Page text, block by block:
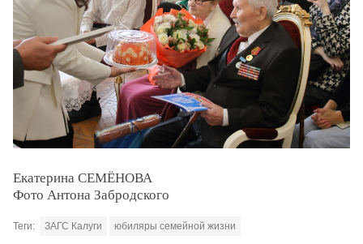
Екатерина СЕМЁНОВА
Фото Антона Забродского
Теги: ЗАГС Калуги юбиляры семейной жизни